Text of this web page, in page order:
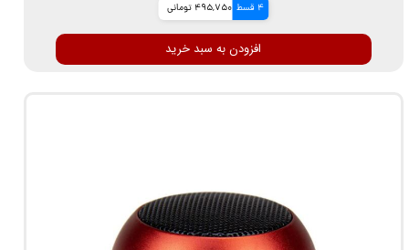
4 قسط 495,750 تومانی
افزودن به سبد خرید